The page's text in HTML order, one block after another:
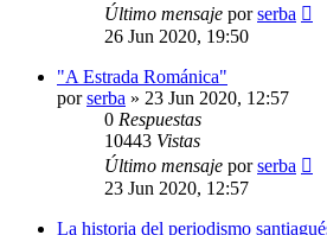
Último mensaje porserba
26 Jun 2020, 19:50
"A Estrada Románica"
porserba » 23 Jun 2020, 12:57
0 Respuestas
10443 Vistas
Último mensaje porserba
23 Jun 2020, 12:57
La historia del periodismo